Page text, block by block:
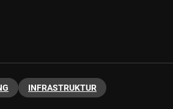
INFRASTRUKTUR